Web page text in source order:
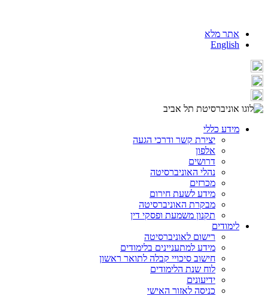
אתר מלא
English
מידע כללי
יצירת קשר ודרכי הגעה
אלפון
דרושים
נהלי האוניברסיטה
מכרזים
מידע לשעת חירום
מבקרת האוניברסיטה
תקנון משמעת ופסקי דין
לימודים
רישום לאוניברסיטה
מידע למתעניינים בלימודים
חישוב סיכויי קבלה לתואר ראשון
לוח שנת הלימודים
ידיעונים
כניסה לאזור האישי